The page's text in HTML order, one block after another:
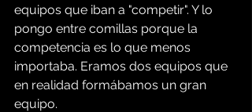
equipos que iban a "competir". Y lo
pongo entre comillas porque la
competencia es lo que menos
importaba. Eramos dos equipos que
en realidad formábamos un gran
equipo.